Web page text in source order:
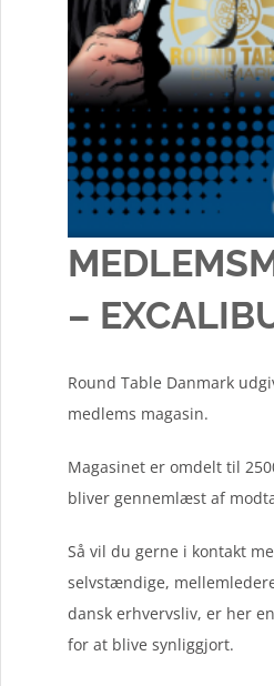
–
Round Table Danmark
medlems magasin.
Magasinet er omdelt til
bliver gennemlæst af
Så vil du gerne i kontakt
selvstændige,
dansk erhvervsliv, er her
for at blive synliggjort.